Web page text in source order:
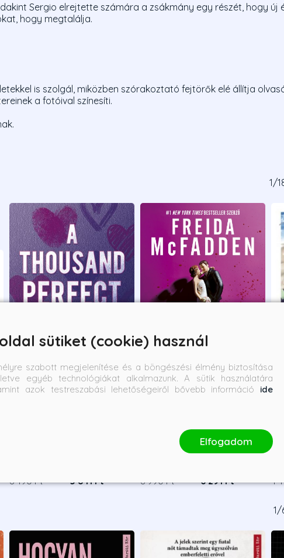
Sergio elrejtette számára a zsákmány egy részét, hogy új
hogy megtalálja.
is szolgál, miközben szórakoztató fejtörők elé állítja
a fotóival színesíti.
1/
6 490 Ft 5 841 Ft
Freida McFadden
6 990 Ft 6 291 Ft 4
1/
sütiket (cookie) használ
szabott megjelenítése és a böngészési élmény biztosítása
egyéb technológiákat alkalmazunk. A sütik használatára
azok testreszabási lehetőségeiről bővebb információ ide
Elfogadom